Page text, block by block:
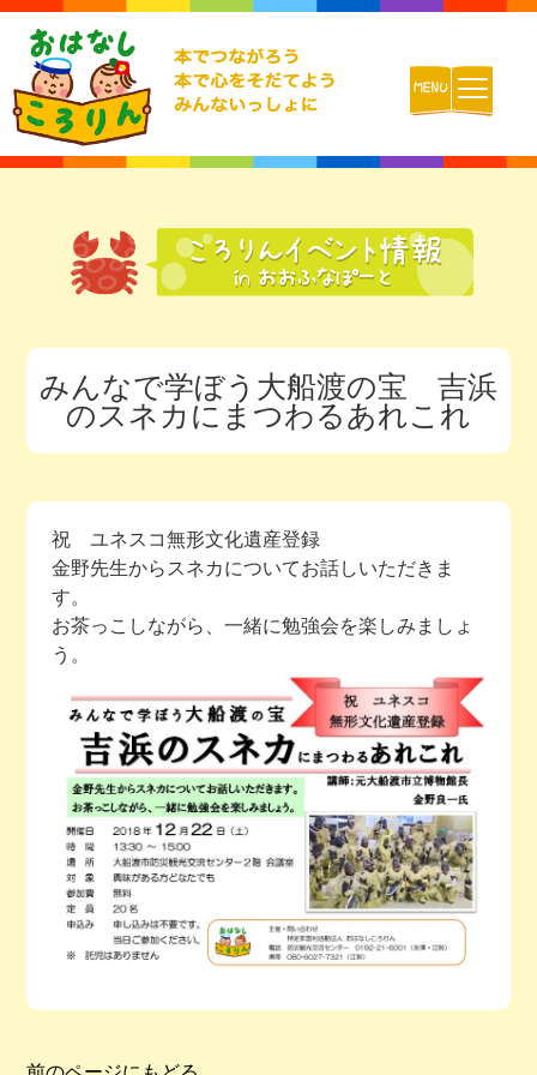
おはなしころりんとは
チームの紹介
活動報告ブログ
ファンクラブのご案内
お問い合わせ
みんなで学ぼう大船渡の宝 吉浜
のスネカにまつわるあれこれ
祝 ユネスコ無形文化遺産登録
金野先生からスネカについてお話しいただきま
す。
お茶っこしながら、一緒に勉強会を楽しみましょ
う。